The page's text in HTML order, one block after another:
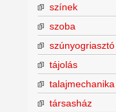
színek
szoba
szúnyogriasztó
tájolás
talajmechanika
társasház